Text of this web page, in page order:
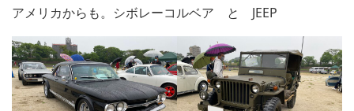
アメリカからも。シボレーコルベア と JEEP